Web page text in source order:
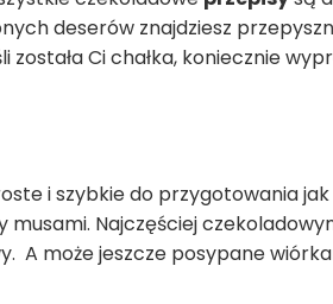
deserów znajdziesz
Ci chałka, koniecznie
i szybkie do przygotowania jak
Najczęściej
A może jeszcze posypane